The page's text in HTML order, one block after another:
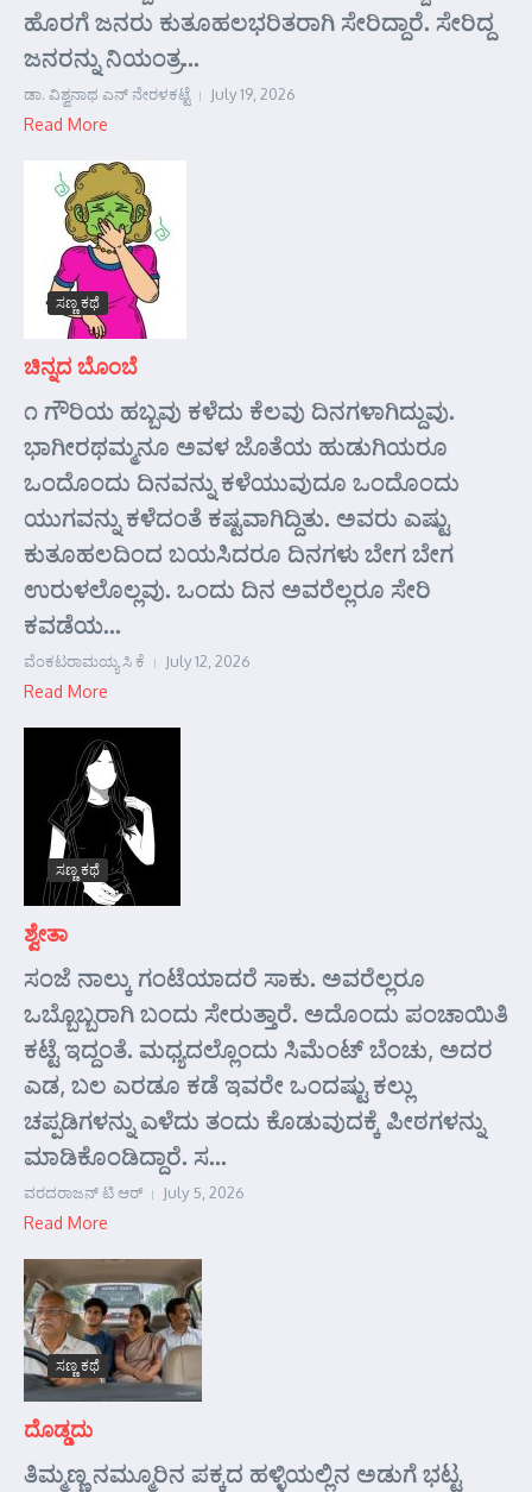
ಹೊರಗೆ ಜನರು ಕುತೂಹಲಭರಿತರಾಗಿ ಸೇರಿದ್ದಾರೆ. ಸೇರಿದ್ದ
ಜನರನ್ನು ನಿಯಂತ್ರ...
ಡಾ. ವಿಶ್ವನಾಥ ಎನ್ ನೇರಳಕಟ್ಟೆ July 19, 2026
Read More
ಸಣ್ಣ ಕಥೆ
ಚಿನ್ನದ ಬೊಂಬೆ
೧ ಗೌರಿಯ ಹಬ್ಬವು ಕಳೆದು ಕೆಲವು ದಿನಗಳಾಗಿದ್ದುವು.
ಭಾಗೀರಥಮ್ಮನೂ ಅವಳ ಜೊತೆಯ ಹುಡುಗಿಯರೂ
ಒಂದೊಂದು ದಿನವನ್ನು ಕಳೆಯುವುದೂ ಒಂದೊಂದು
ಯುಗವನ್ನು ಕಳೆದಂತೆ ಕಷ್ಟವಾಗಿದ್ದಿತು. ಅವರು ಎಷ್ಟು
ಕುತೂಹಲದಿಂದ ಬಯಸಿದರೂ ದಿನಗಳು ಬೇಗ ಬೇಗ
ಉರುಳಲೊಲ್ಲವು. ಒಂದು ದಿನ ಅವರೆಲ್ಲರೂ ಸೇರಿ
ಕವಡೆಯ...
ವೆಂಕಟರಾಮಯ್ಯ ಸಿ ಕೆ July 12, 2026
Read More
ಸಣ್ಣ ಕಥೆ
ಶ್ವೇತಾ
ಸಂಜೆ ನಾಲ್ಕು ಗಂಟೆಯಾದರೆ ಸಾಕು. ಅವರೆಲ್ಲರೂ
ಒಬ್ಬೊಬ್ಬರಾಗಿ ಬಂದು ಸೇರುತ್ತಾರೆ. ಅದೊಂದು ಪಂಚಾಯಿತಿ
ಕಟ್ಟೆ ಇದ್ದಂತೆ. ಮಧ್ಯದಲ್ಲೊಂದು ಸಿಮೆಂಟ್ ಬೆಂಚು, ಅದರ
ಎಡ, ಬಲ ಎರಡೂ ಕಡೆ ಇವರೇ ಒಂದಷ್ಟು ಕಲ್ಲು
ಚಪ್ಪಡಿಗಳನ್ನು ಎಳೆದು ತಂದು ಕೊಡುವುದಕ್ಕೆ ಪೀಠಗಳನ್ನು
ಮಾಡಿಕೊಂಡಿದ್ದಾರೆ. ಸ...
ವರದರಾಜನ್ ಟಿ ಆರ್ July 5, 2026
Read More
ಸಣ್ಣ ಕಥೆ
ದೊಡ್ಡದು
ತಿಮ್ಮಣ್ಣ ನಮ್ಮೂರಿನ ಪಕ್ಕದ ಹಳ್ಳಿಯಲ್ಲಿನ ಅಡುಗೆ ಭಟ್ಟ